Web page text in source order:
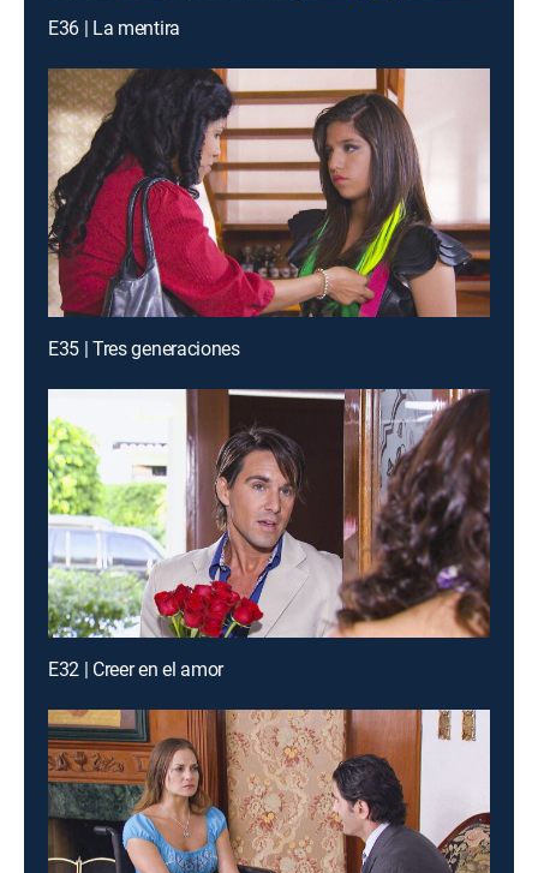
E36 | La mentira
E35 | Tres generaciones
E32 | Creer en el amor